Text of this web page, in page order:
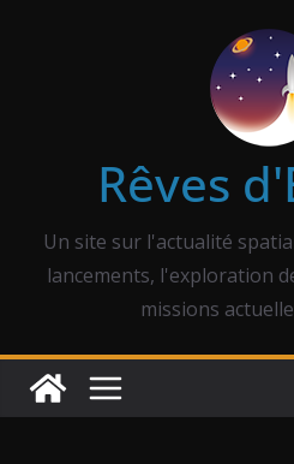
Rêves
Un site sur l'actualité
lancements, l'exploration
missions